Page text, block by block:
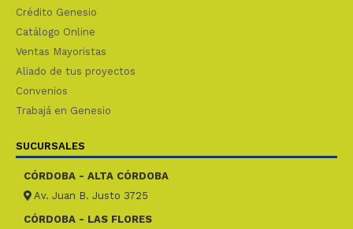
Crédito Genesio
Catálogo Online
Ventas Mayoristas
Aliado de tus proyectos
Convenios
Trabajá en Genesio
SUCURSALES
CÓRDOBA - ALTA CÓRDOBA
Av. Juan B. Justo 3725
CÓRDOBA - LAS FLORES